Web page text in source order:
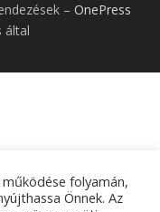
– OnePress
által
folyamán,
Önnek. Az